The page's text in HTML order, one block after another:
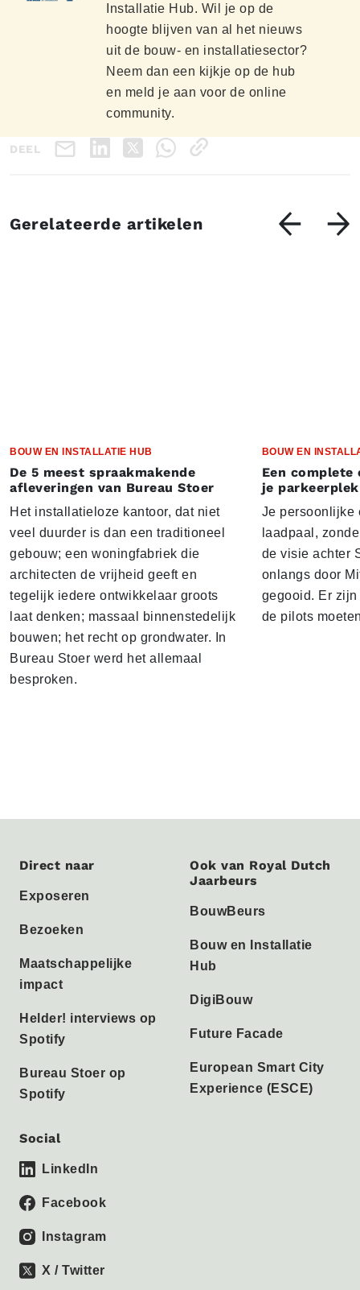
Installatie Hub. Wil je op de
hoogte blijven van al het nieuws
uit de bouw- en installatiesector?
Neem dan een kijkje op de hub
en meld je aan voor de online
community.
DEEL
Gerelateerde artikelen
BOUW EN INSTALLATIE HUB
De 5 meest spraakmakende
afleveringen van Bureau Stoer
Het installatieloze kantoor, dat niet
veel duurder is dan een traditioneel
gebouw; een woningfabriek die
architecten de vrijheid geeft en
tegelijk iedere ontwikkelaar groots
laat denken; massaal binnenstedelijk
bouwen; het recht op grondwater. In
Bureau Stoer werd het allemaal
besproken.
BOUW EN
Een complete
je parkeerplek
Je persoonlijke
laadpaal,
de visie achter
onlangs door
gegooid. Er
de pilots
Direct naar
Exposeren
Bezoeken
Maatschappelijke
impact
Helder! interviews op
Spotify
Bureau Stoer op
Spotify
Ook van Royal Dutch
Jaarbeurs
BouwBeurs
Bouw en Installatie
Hub
DigiBouw
Future Facade
European Smart City
Experience (ESCE)
Social
LinkedIn
Facebook
Instagram
X / Twitter